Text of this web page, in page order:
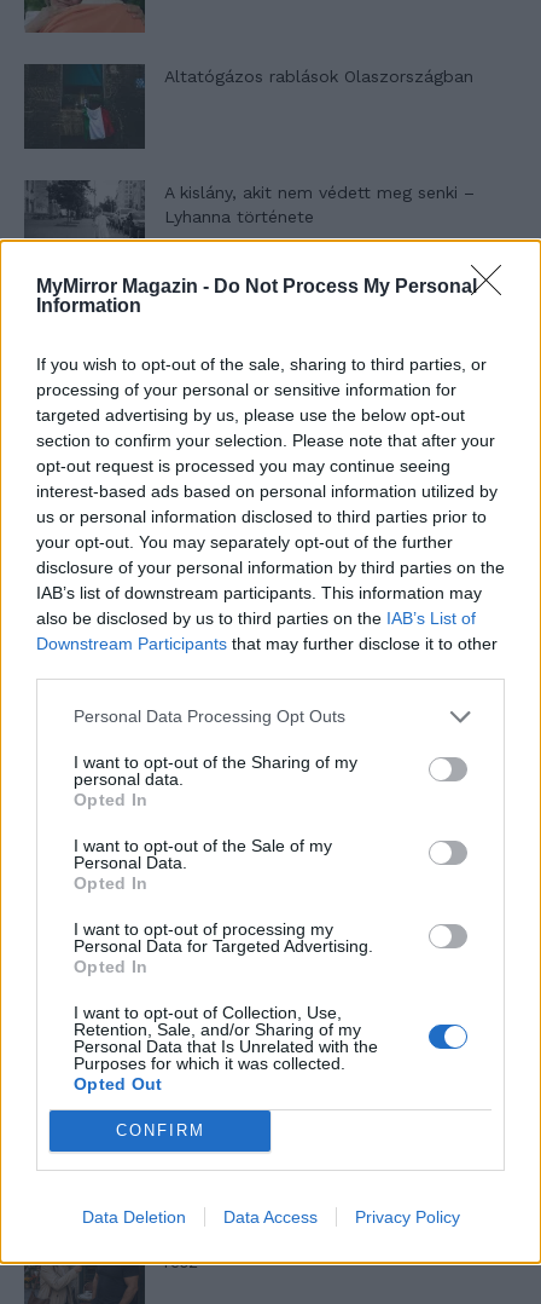
MyMirror Magazin - Do Not Process My Personal
Information
If you wish to opt-out of the sale, sharing to third parties, or
processing of your personal or sensitive information for
targeted advertising by us, please use the below opt-out
section to confirm your selection. Please note that after your
opt-out request is processed you may continue seeing
interest-based ads based on personal information utilized by
us or personal information disclosed to third parties prior to
your opt-out. You may separately opt-out of the further
disclosure of your personal information by third parties on the
IAB’s list of downstream participants. This information may
also be disclosed by us to third parties on the IAB’s List of
Downstream Participants that may further disclose it to other
Personal Data Processing Opt Outs
I want to opt-out of the Sharing of my
personal data.
Opted In
I want to opt-out of the Sale of my
Personal Data.
Opted In
I want to opt-out of processing my
Personal Data for Targeted Advertising.
Opted In
I want to opt-out of Collection, Use,
Retention, Sale, and/or Sharing of my
Personal Data that Is Unrelated with the
Purposes for which it was collected.
Opted Out
CONFIRM
Data Deletion Data Access Privacy Policy
Altatógázos rablások Olaszországban
A kislány, akit nem védett meg senki –
Lyhanna története
T. szereti a fiatal lányokat 13. rész
Minka 10. rész
Minka 9. rész
Máltai kaland 7.
Egy ház, amely a tengerre és a fényre
nyílik – Villa...
A családok, akik soha nem hagyták abba
várakozást – Ha egy...
rész